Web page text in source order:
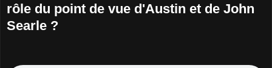
rôle du point de vue d'Austin et de John
Searle ?